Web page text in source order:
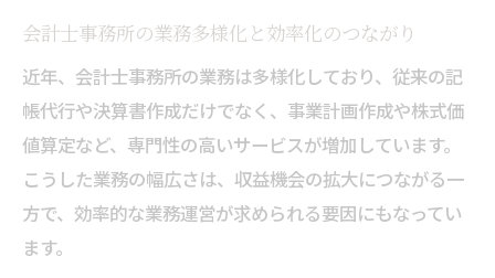
会計士事務所における収益構造の実態を読み解
く
会計士事務所の収益構造を詳しく解説
税理士事務所の売上構成と経済性の関係
会計士事務所規模別の収益性とは
収益構造から見る会計士事務所の強み
会計士事務所の業務多様化と効率化のつながり
近年、会計士事務所の業務は多様化しており、従来の記
帳代行や決算書作成だけでなく、事業計画作成や株式価
値算定など、専門性の高いサービスが増加しています。
こうした業務の幅広さは、収益機会の拡大につながる一
方で、効率的な業務運営が求められる要因にもなってい
ます。